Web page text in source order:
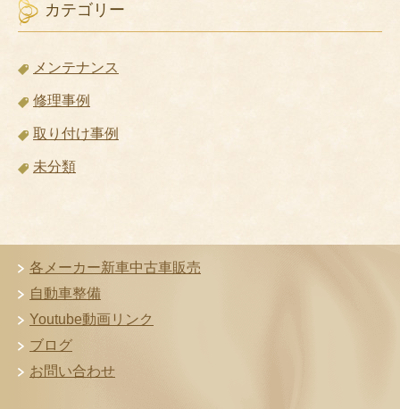
カテゴリー
メンテナンス
修理事例
取り付け事例
未分類
各メーカー新車中古車販売
自動車整備
Youtube動画リンク
ブログ
お問い合わせ